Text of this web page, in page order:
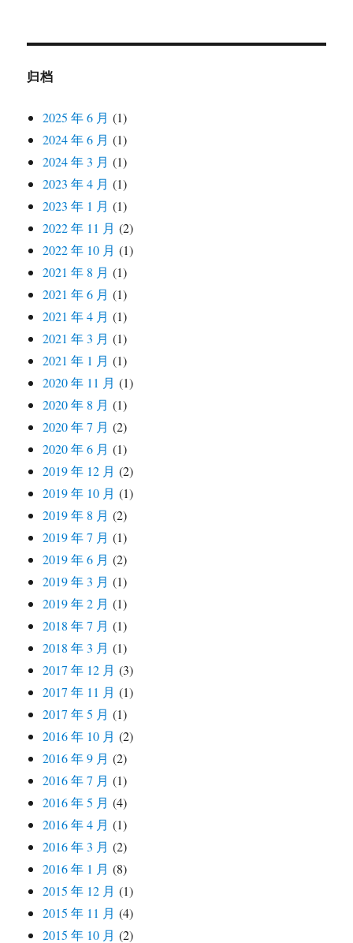
归档
2025 年 6 月 (1)
2024 年 6 月 (1)
2024 年 3 月 (1)
2023 年 4 月 (1)
2023 年 1 月 (1)
2022 年 11 月 (2)
2022 年 10 月 (1)
2021 年 8 月 (1)
2021 年 6 月 (1)
2021 年 4 月 (1)
2021 年 3 月 (1)
2021 年 1 月 (1)
2020 年 11 月 (1)
2020 年 8 月 (1)
2020 年 7 月 (2)
2020 年 6 月 (1)
2019 年 12 月 (2)
2019 年 10 月 (1)
2019 年 8 月 (2)
2019 年 7 月 (1)
2019 年 6 月 (2)
2019 年 3 月 (1)
2019 年 2 月 (1)
2018 年 7 月 (1)
2018 年 3 月 (1)
2017 年 12 月 (3)
2017 年 11 月 (1)
2017 年 5 月 (1)
2016 年 10 月 (2)
2016 年 9 月 (2)
2016 年 7 月 (1)
2016 年 5 月 (4)
2016 年 4 月 (1)
2016 年 3 月 (2)
2016 年 1 月 (8)
2015 年 12 月 (1)
2015 年 11 月 (4)
2015 年 10 月 (2)